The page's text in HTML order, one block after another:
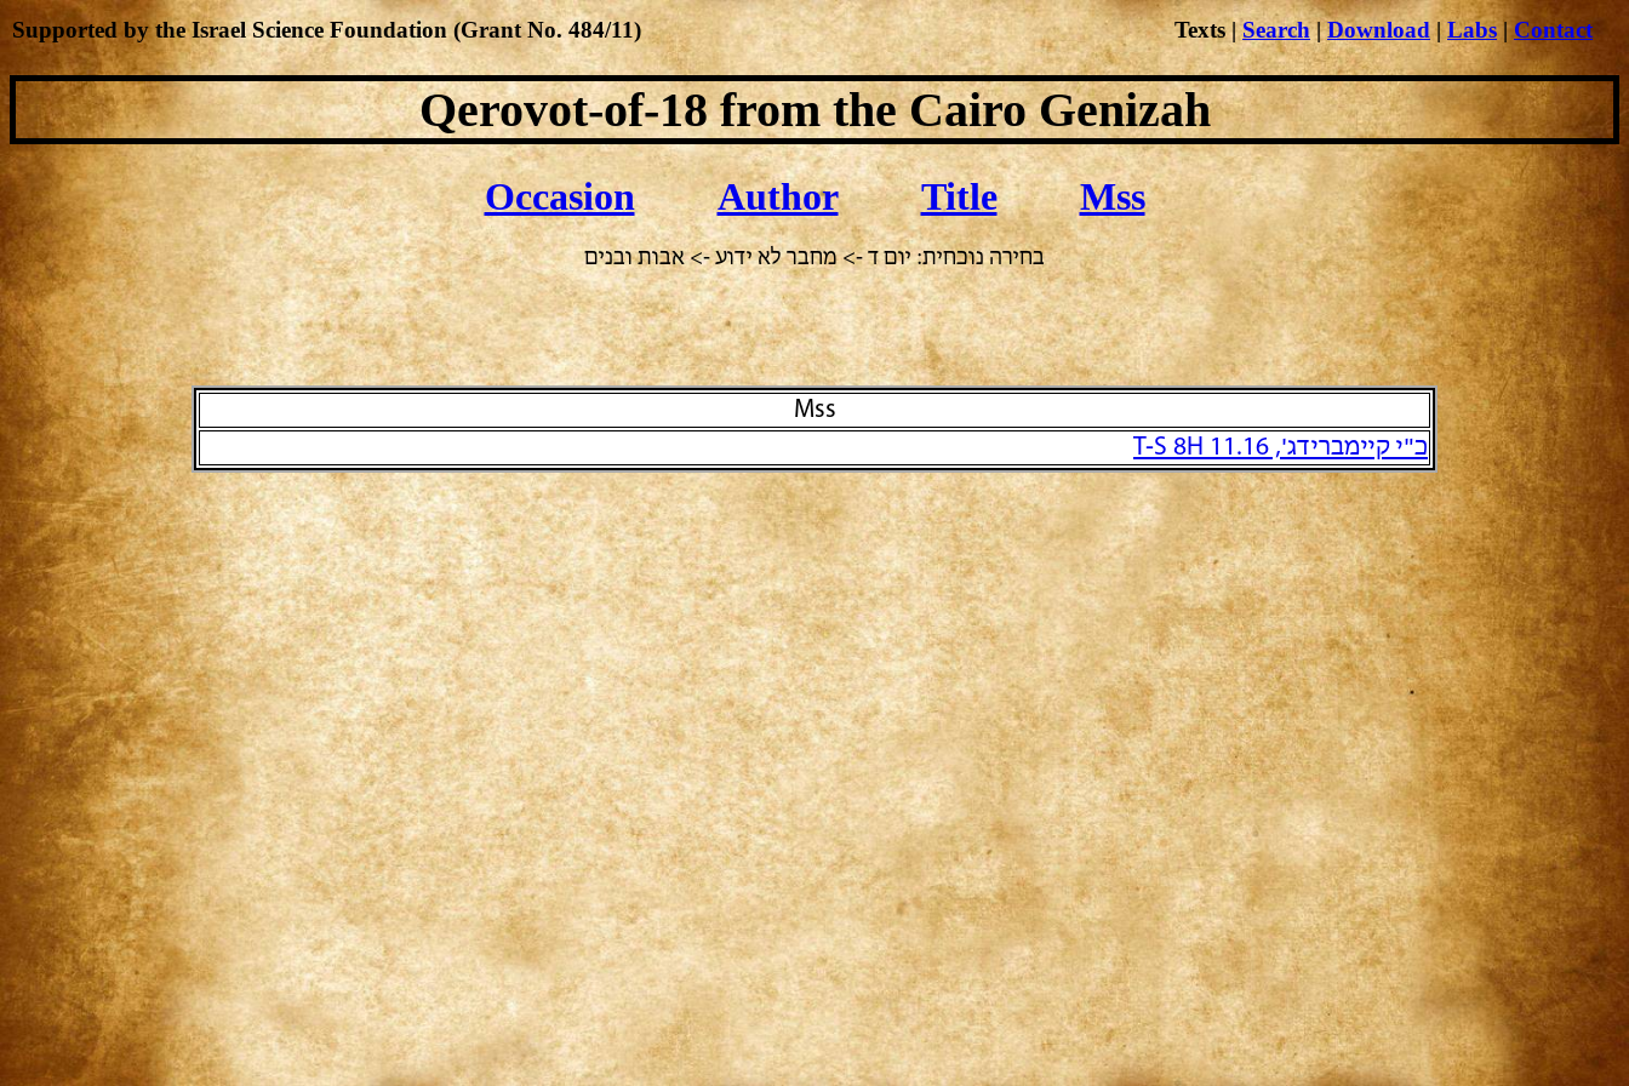
Qerovot-of-18from the Cairo Genizah
Occasion Author Title Mss
בחירה נוכחית: יום ד -> מחבר לא ידוע -> אבות ובנים
Mss
כ"י קיימברידג', T-S 8H 11.16
Texts|Search|Download|Labs | Contact
Supported by the Israel Science Foundation (Grant No. 484/11)